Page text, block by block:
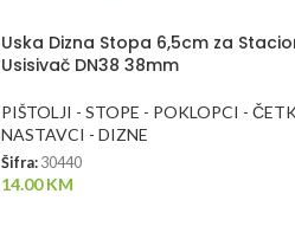
Uska Dizna Stopa 6,5cm za
Usisivač DN38 38mm
PIŠTOLJI - STOPE - POKLOPCI -
NASTAVCI - DIZNE
Šifra: 30440
14.00KM